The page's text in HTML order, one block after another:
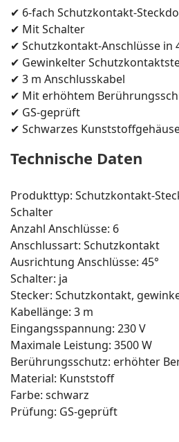
✔ 6-fach Schutzkontakt-
✔ Mit Schalter
✔ Schutzkontakt-Anschlüsse in
✔ Gewinkelter
✔ 3 m Anschlusskabel
✔ Mit erhöhtem
✔ GS-geprüft
✔ Schwarzes
Technische Daten
Produkttyp: Schutzkontakt-
Schalter
Anzahl Anschlüsse: 6
Anschlussart: Schutzkontakt
Ausrichtung Anschlüsse: 45°
Schalter: ja
Stecker: Schutzkontakt,
Kabellänge: 3 m
Eingangsspannung: 230 V
Maximale Leistung: 3500 W
Berührungsschutz: erhöhter
Material: Kunststoff
Farbe: schwarz
Prüfung: GS-geprüft